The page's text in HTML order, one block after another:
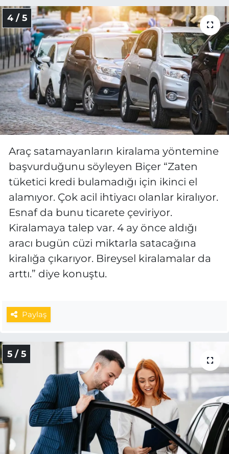
4 / 5
Araç satamayanların kiralama yöntemine
başvurduğunu söyleyen Biçer “Zaten
tüketici kredi bulamadığı için ikinci el
alamıyor. Çok acil ihtiyacı olanlar kiralıyor.
Esnaf da bunu ticarete çeviriyor.
Kiralamaya talep var. 4 ay önce aldığı
aracı bugün cüzi miktarla satacağına
kiralığa çıkarıyor. Bireysel kiralamalar da
arttı.” diye konuştu.
Paylaş
5 / 5